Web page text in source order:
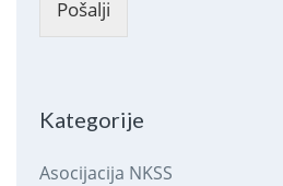
Pošalji
Kategorije
Asocijacija NKSS